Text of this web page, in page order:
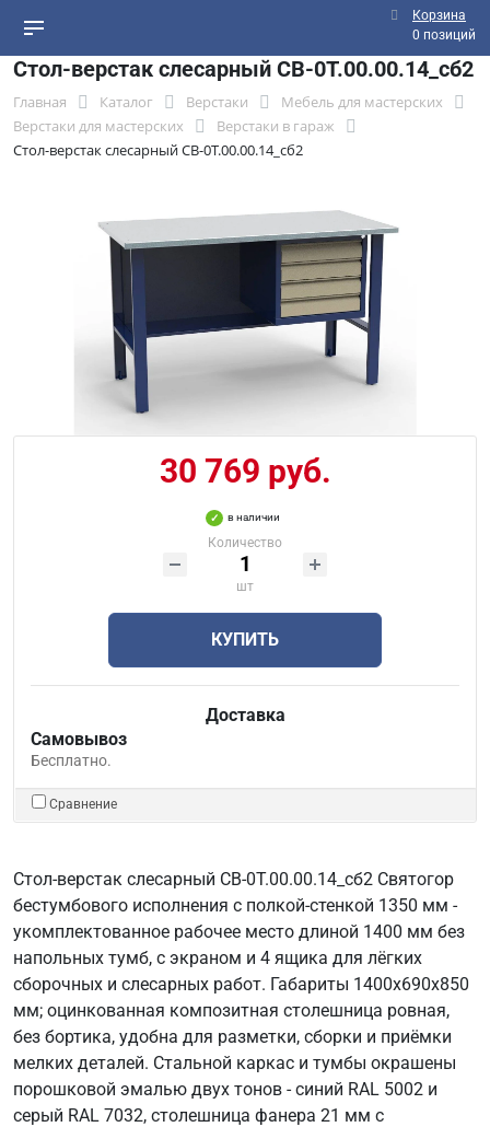
Корзина
0 позиций
Стол-верстак слесарный СВ-0Т.00.00.14_сб2
Главная Каталог Верстаки
Мебель для мастерских
Верстаки для мастерских
Верстаки в гараж
Стол-верстак слесарный СВ-0Т.00.00.14_сб2
30 769 руб.
в наличии
Количество
шт
КУПИТЬ
Доставка
Самовывоз
Бесплатно.
Сравнение
Стол-верстак слесарный СВ-0Т.00.00.14_сб2 Святогор
бестумбового исполнения с полкой-стенкой 1350 мм -
укомплектованное рабочее место длиной 1400 мм без
напольных тумб, с экраном и 4 ящика для лёгких
сборочных и слесарных работ. Габариты 1400х690х850
мм; оцинкованная композитная столешница ровная,
без бортика, удобна для разметки, сборки и приёмки
мелких деталей. Стальной каркас и тумбы окрашены
порошковой эмалью двух тонов - синий RAL 5002 и
серый RAL 7032, столешница фанера 21 мм с